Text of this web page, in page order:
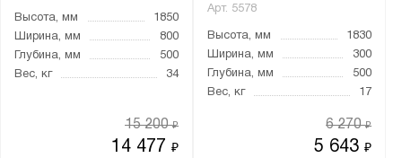
Высота, мм
1850
Ширина, мм
800
Глубина, мм
500
Вес, кг
34
14 477₽
15 200₽
Арт. 5578
Высота, мм
1830
Ширина, мм
300
Глубина, мм
500
Вес, кг
17
5 643₽
6 270₽
3 ключевых
8 ключевых
eurolock